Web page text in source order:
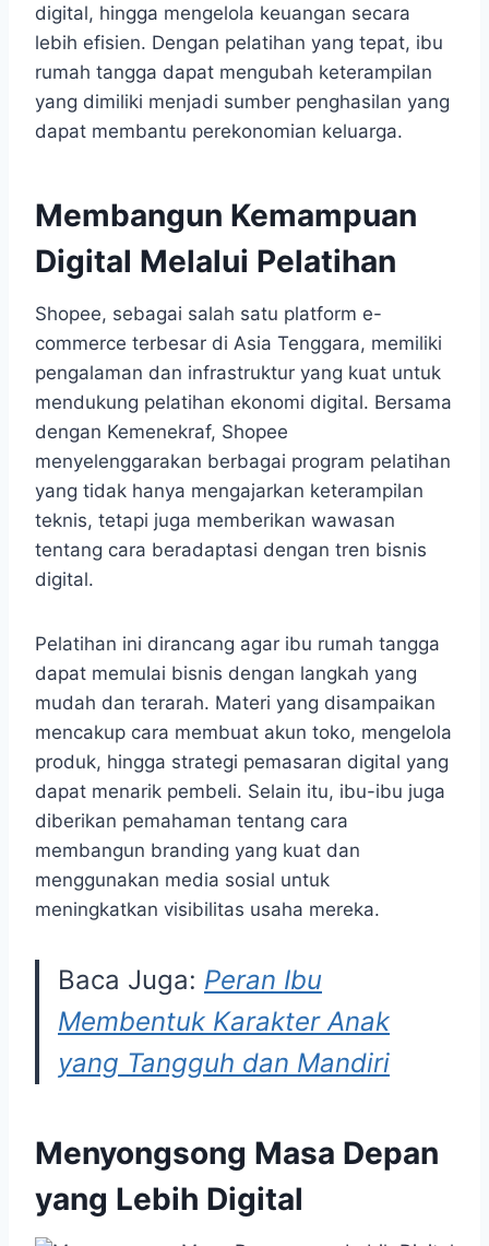
digital, hingga mengelola keuangan secara
lebih efisien. Dengan pelatihan yang tepat, ibu
rumah tangga dapat mengubah keterampilan
yang dimiliki menjadi sumber penghasilan yang
dapat membantu perekonomian keluarga.
Membangun Kemampuan
Digital Melalui Pelatihan
Shopee, sebagai salah satu platform e-
commerce terbesar di Asia Tenggara, memiliki
pengalaman dan infrastruktur yang kuat untuk
mendukung pelatihan ekonomi digital. Bersama
dengan Kemenekraf, Shopee
menyelenggarakan berbagai program pelatihan
yang tidak hanya mengajarkan keterampilan
teknis, tetapi juga memberikan wawasan
tentang cara beradaptasi dengan tren bisnis
digital.
Pelatihan ini dirancang agar ibu rumah tangga
dapat memulai bisnis dengan langkah yang
mudah dan terarah. Materi yang disampaikan
mencakup cara membuat akun toko, mengelola
produk, hingga strategi pemasaran digital yang
dapat menarik pembeli. Selain itu, ibu-ibu juga
diberikan pemahaman tentang cara
membangun branding yang kuat dan
menggunakan media sosial untuk
meningkatkan visibilitas usaha mereka.
Baca Juga: Peran Ibu
Membentuk Karakter Anak
yang Tangguh dan Mandiri
Menyongsong Masa Depan
yang Lebih Digital